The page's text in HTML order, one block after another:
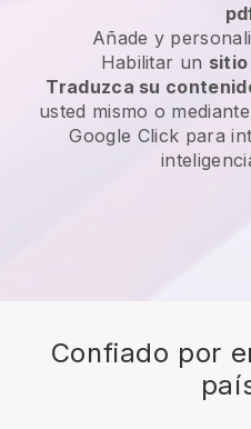
Añade y
Habilitar un
Traduzca su
usted mismo o
Google Click para
Confiado por